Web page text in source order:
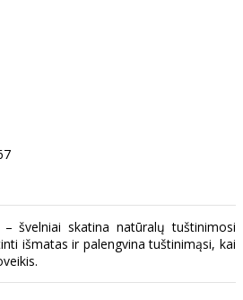
švelniai skatina natūralų tuštinimosi
išmatas ir palengvina tuštinimąsi, kai